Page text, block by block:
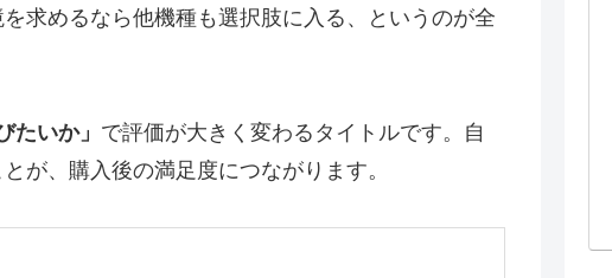
求めるなら他機種も選択肢に入る、というのが全
たいか」 で評価が大きく変わるタイトルです。自
が、購入後の満足度につながります。